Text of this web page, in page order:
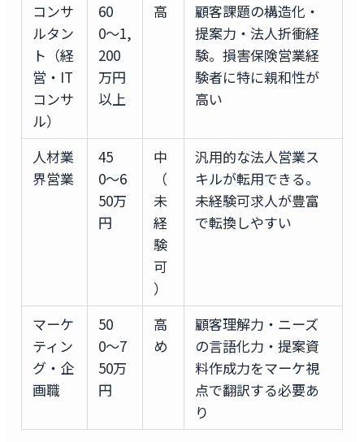
コンサ
ルタン
ト（経
営・IT
コンサ
ル）
60
0〜1,
200
万円
以上
高
顧客課題の構造化・
提案力・法人折衝経
験。損害保険営業経
験者に特に親和性が
高い
人材業
界営業
45
0〜6
50万
円
中
（
未
経
験
可
）
汎用的な法人営業ス
キルが転用できる。
未経験可求人が豊富
で転換しやすい
マーケ
ティン
グ・企
画職
50
0〜7
50万
円
高
め
顧客理解力・ニーズ
の言語化力・提案資
料作成力をマーケ視
点で翻訳する必要あ
り